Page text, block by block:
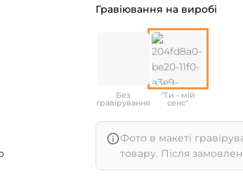
Гравіювання на виробі
Без
гравірування
"Ти - мій
сенс"
Фото в макеті
товару. Після